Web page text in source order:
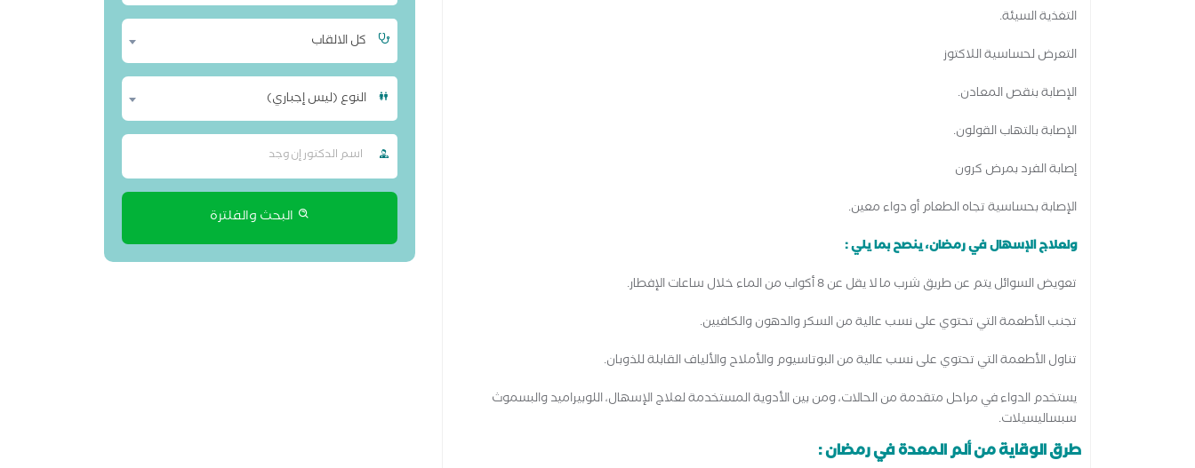
التغذية السيئة.
التعرض لحساسية اللاكتوز
الإصابة بنقص المعادن.
الإصابة بالتهاب القولون.
إصابة الفرد بمرض كرون
الإصابة بحساسية تجاه الطعام أو دواء معين.
ولعلاج الإسهال في رمضان، ينصح بما يلي :
تعويض السوائل يتم عن طريق شرب ما لا يقل عن 8 أكواب من الماء خلال ساعات الإفطار.
تجنب الأطعمة التي تحتوي على نسب عالية من السكر والدهون والكافيين.
تناول الأطعمة التي تحتوي على نسب عالية من البوتاسيوم والأملاح والألياف القابلة للذوبان.
يستخدم الدواء في مراحل متقدمة من الحالات، ومن بين الأدوية المستخدمة لعلاج الإسهال، اللوبيراميد والبسموث
سبساليسيلات.
طرق الوقاية من ألم المعدة في رمضان :
كل الالقاب
النوع (ليس إجباري)
البحث والفلترة